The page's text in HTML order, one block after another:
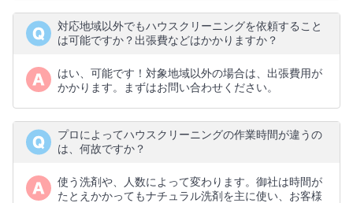
対応地域以外でもハウスクリーニングを依頼すること
は可能ですか？出張費などはかかりますか？
はい、可能です！対象地域以外の場合は、出張費用が
かかります。まずはお問い合わせください。
プロによってハウスクリーニングの作業時間が違うの
は、何故ですか？
使う洗剤や、人数によって変わります。御社は時間が
たとえかかってもナチュラル洗剤を主に使い、お客様